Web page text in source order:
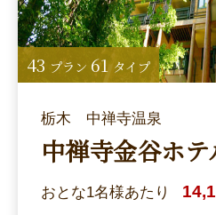
栃木 中禅寺温泉
中禅寺金谷ホテ
おとな1名様あたり
43 プラン 61タイプ